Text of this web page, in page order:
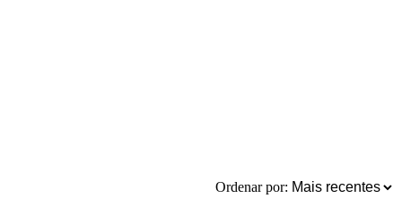
Ordenar por: